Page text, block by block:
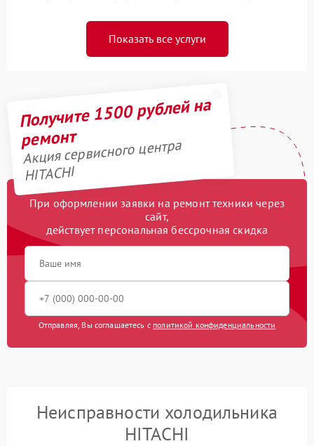
Показать все услуги
Получите 1500 рублей на
ремонт
Акция сервисного центра
HITACHI
При оформлении заявки на ремонт техники через
сайт,
действует персональная бессрочная скидка
Отправляя, Вы соглашаетесь с политикой конфиденциальности
Неисправности холодильника
HITACHI